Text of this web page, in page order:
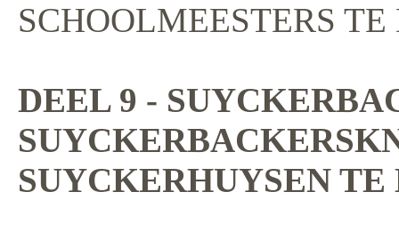
SCHOOLMEESTERS
DEEL 9 -
SUYCKERHUYSEN TE